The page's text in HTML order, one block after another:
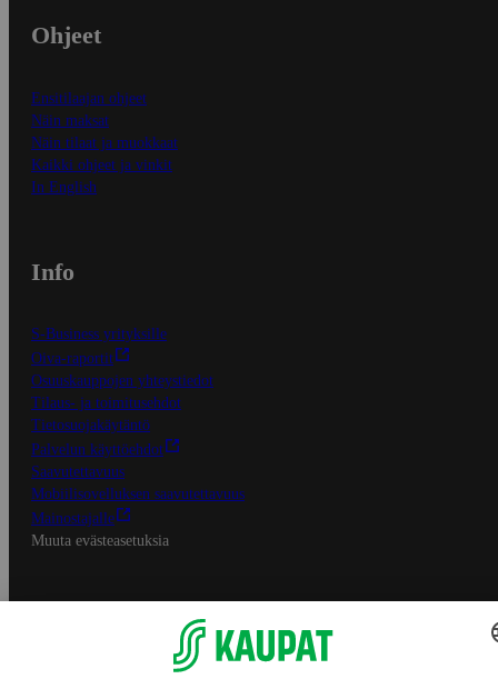
Ohjeet
Ensitilaajan ohjeet
Näin maksat
Näin tilaat ja muokkaat
Kaikki ohjeet ja vinkit
In English
Info
S-Business yrityksille
Oiva-raportit
Osuuskauppojen yhteystiedot
Tilaus- ja toimitusehdot
Tietosuojakäytäntö
Palvelun käyttöehdot
Saavutettavuus
Mobiilisovelluksen saavutettavuus
Mainostajalle
Muuta evästeasetuksia
S-ryhmän palvelut